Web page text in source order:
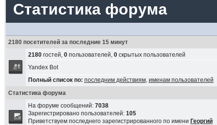
Статистика форума
2180 посетителей за последние 15 минут
2180гостей, 0пользователей, 0скрытых пользователей
Yandex Bot
Полный список по: последним действиям, именам пользователей
Статистика форума
На форуме сообщений: 7038
Зарегистрировано пользователей: 105
Приветствуем последнего зарегистрированного по имени Георгий